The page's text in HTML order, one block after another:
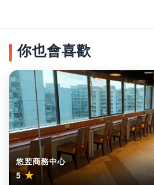
你也會喜歡
悠翌商務中心
5★